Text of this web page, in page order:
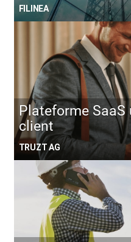
FILINEA
Plateforme SaaS
client
TRUZT AG